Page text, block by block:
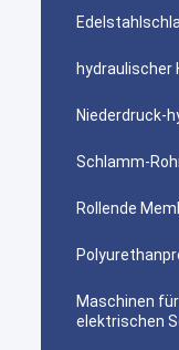
hydraulischer
Niederdruck-
Schlamm-
Rollende
Maschinen
elektrischen